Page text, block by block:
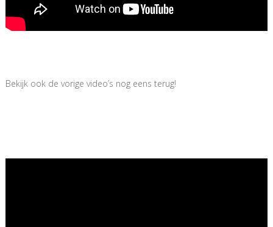
Bekijk ook de vorige video’s nog eens terug!